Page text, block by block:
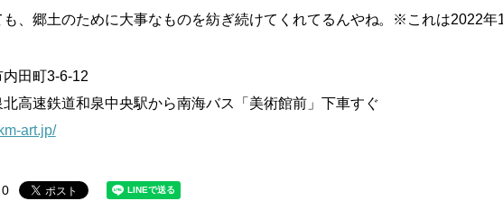
、郷土のために大事なものを紡ぎ続けてくれてるんやね。※これは2022年
田町3-6-12
高速鉄道和泉中央駅から南海バス「美術館前」下車すぐ
art.jp/
0